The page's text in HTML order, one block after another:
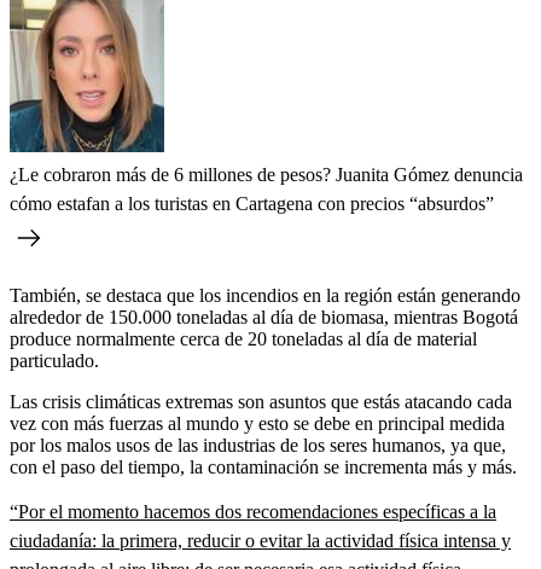
¿Le cobraron más de 6 millones de pesos? Juanita Gómez denuncia
cómo estafan a los turistas en Cartagena con precios “absurdos”
También, se destaca que los incendios en la región están generando
alrededor de 150.000 toneladas al día de biomasa, mientras Bogotá
produce normalmente cerca de 20 toneladas al día de material
particulado.
Las crisis climáticas extremas son asuntos que estás atacando cada
vez con más fuerzas al mundo y esto se debe en principal medida
por los malos usos de las industrias de los seres humanos, ya que,
con el paso del tiempo, la contaminación se incrementa más y más.
“Por el momento hacemos dos recomendaciones específicas a la
ciudadanía: la primera, reducir o evitar la actividad física intensa y